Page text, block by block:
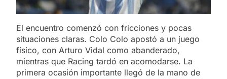
El encuentro comenzó con fricciones y pocas
situaciones claras. Colo Colo apostó a un juego
físico, con Arturo Vidal como abanderado,
mientras que Racing tardó en acomodarse. La
primera ocasión importante llegó de la mano de